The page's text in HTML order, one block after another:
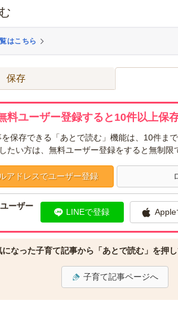
はこちら
保存
料ユーザー登録すると10件以上保
保存できる「あとで読む」機能は、10件ま
たい方は、無料ユーザー登録をすると無制限
アドレスでユーザー登録
ーザー
LINEで登録 Apple
になった子育て記事から「あとで読む」を押し
子育て記事ページへ